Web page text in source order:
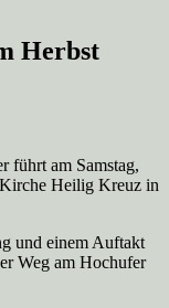
Herbst
führt am Samstag,
Heilig Kreuz in
und einem Auftakt
Weg am Hochufer